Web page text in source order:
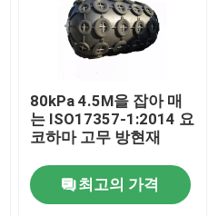
80kPa 4.5M을 잡아 매
는 ISO17357-1:2014 요
코하마 고무 방현재
최고의 가격